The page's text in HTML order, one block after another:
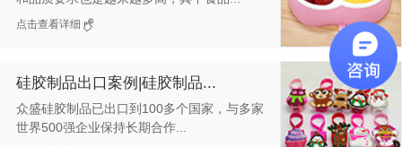
点击查看详细
硅胶制品出口案例|硅胶制品...
众盛硅胶制品已出口到100多个国家，与多家
世界500强企业保持长期合作...